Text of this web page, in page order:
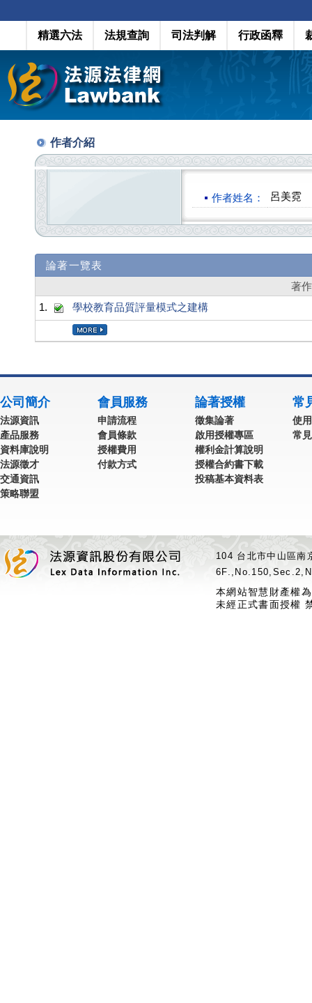
精選六法 法規查詢 司法判解 行政函釋
作者介紹
作者姓名： 呂美霓
論著一覽表
著
1.
學校教育品質評量模式之建構
公司簡介
法源資訊
產品服務
資料庫說明
法源徵才
交通資訊
策略聯盟
會員服務
申請流程
會員條款
授權費用
付款方式
論著授權
徵集論著
啟用授權專區
權利金計算說明
授權合約書下載
投稿基本資料表
常
使
常
104 台北市中山區
本網站智慧財產權
未經正式書面授權